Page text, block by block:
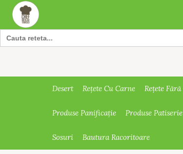
Search
for:
Desert Rețete Cu Carne Rețete
Produse Panificație Produse Patiserie
Sosuri Bautura Racoritoare